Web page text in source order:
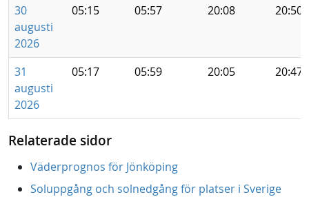
30
augusti
2026
05:15 05:57 20:08 20:50
31
augusti
2026
05:17 05:59 20:05 20:47
Relaterade sidor
Väderprognos för Jönköping
Soluppgång och solnedgång för platser i Sverige